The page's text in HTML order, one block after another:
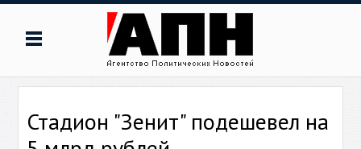
Стадион "Зенит" подешевел на